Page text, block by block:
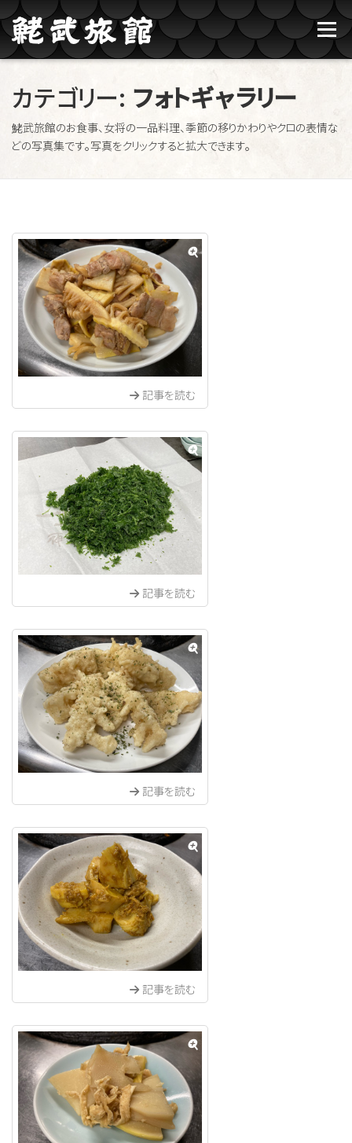
コンテンツへスキップ
メニュー
鮱武旅館のご紹介 牛タン焼たあ坊
ブログ記事一覧 お問い合わせ
カテゴリー: フォトギャラリー
鮱武旅館のお食事、女将の一品料理、季節の移りかわりやクロの表情な
どの写真集です。写真をクリックすると拡大できます。
記事を読む
記事を読む
記事を読む
記事を読む